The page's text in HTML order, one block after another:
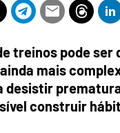
treinos pode ser
mais
construir